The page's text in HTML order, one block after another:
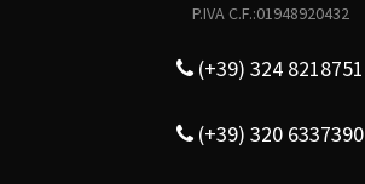
P.IVA C.F.:01948920432
(+39) 324 8218751
(+39) 320 6337390